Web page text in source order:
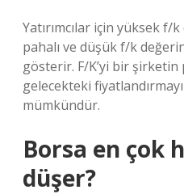
Yatırımcılar için yüksek f/
pahalı ve düşük f/k
gösterir. F/K’yi bir
gelecekteki
mümkündür.
Borsa en çok
düşer?